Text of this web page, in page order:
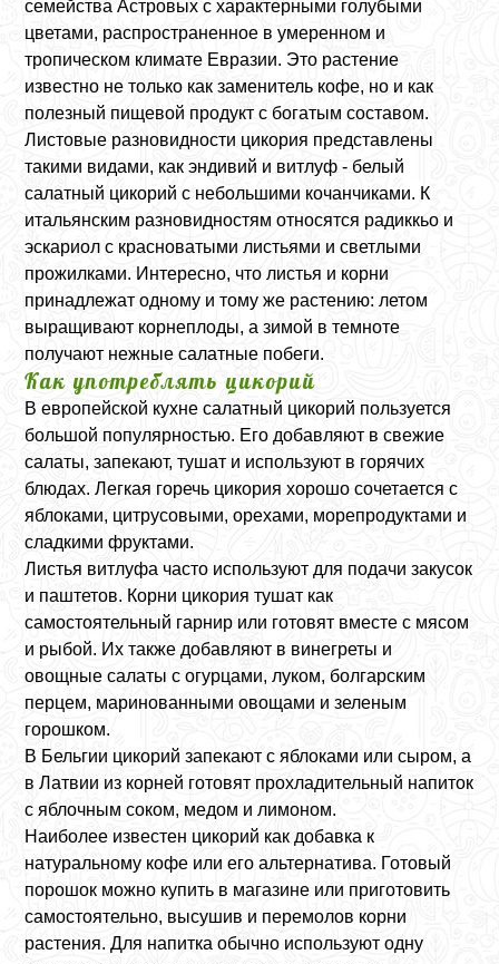
семейства Астровых с характерными голубыми
цветами, распространенное в умеренном и
тропическом климате Евразии. Это растение
известно не только как заменитель кофе, но и как
полезный пищевой продукт с богатым составом.
Листовые разновидности цикория представлены
такими видами, как эндивий и витлуф - белый
салатный цикорий с небольшими кочанчиками. К
итальянским разновидностям относятся радиккьо и
эскариол с красноватыми листьями и светлыми
прожилками. Интересно, что листья и корни
принадлежат одному и тому же растению: летом
выращивают корнеплоды, а зимой в темноте
получают нежные салатные побеги.
Как употреблять цикорий
В европейской кухне салатный цикорий пользуется
большой популярностью. Его добавляют в свежие
салаты, запекают, тушат и используют в горячих
блюдах. Легкая горечь цикория хорошо сочетается с
яблоками, цитрусовыми, орехами, морепродуктами и
сладкими фруктами.
Листья витлуфа часто используют для подачи закусок
и паштетов. Корни цикория тушат как
самостоятельный гарнир или готовят вместе с мясом
и рыбой. Их также добавляют в винегреты и
овощные салаты с огурцами, луком, болгарским
перцем, маринованными овощами и зеленым
горошком.
В Бельгии цикорий запекают с яблоками или сыром, а
в Латвии из корней готовят прохладительный напиток
с яблочным соком, медом и лимоном.
Наиболее известен цикорий как добавка к
натуральному кофе или его альтернатива. Готовый
порошок можно купить в магазине или приготовить
самостоятельно, высушив и перемолов корни
растения. Для напитка обычно используют одну